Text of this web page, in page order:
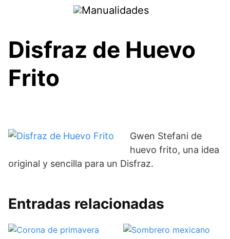
Disfraz de Huevo
Frito
Gwen Stefani de
huevo frito, una idea
original y sencilla para un Disfraz.
Entradas relacionadas